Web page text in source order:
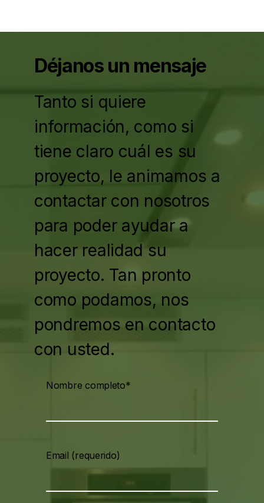
Déjanos un mensaje
Tanto si quiere
información, como si
tiene claro cuál es su
proyecto, le animamos a
contactar con nosotros
para poder ayudar a
hacer realidad su
proyecto. Tan pronto
como podamos, nos
pondremos en contacto
con usted.
Nombre completo*
Email (requerido)